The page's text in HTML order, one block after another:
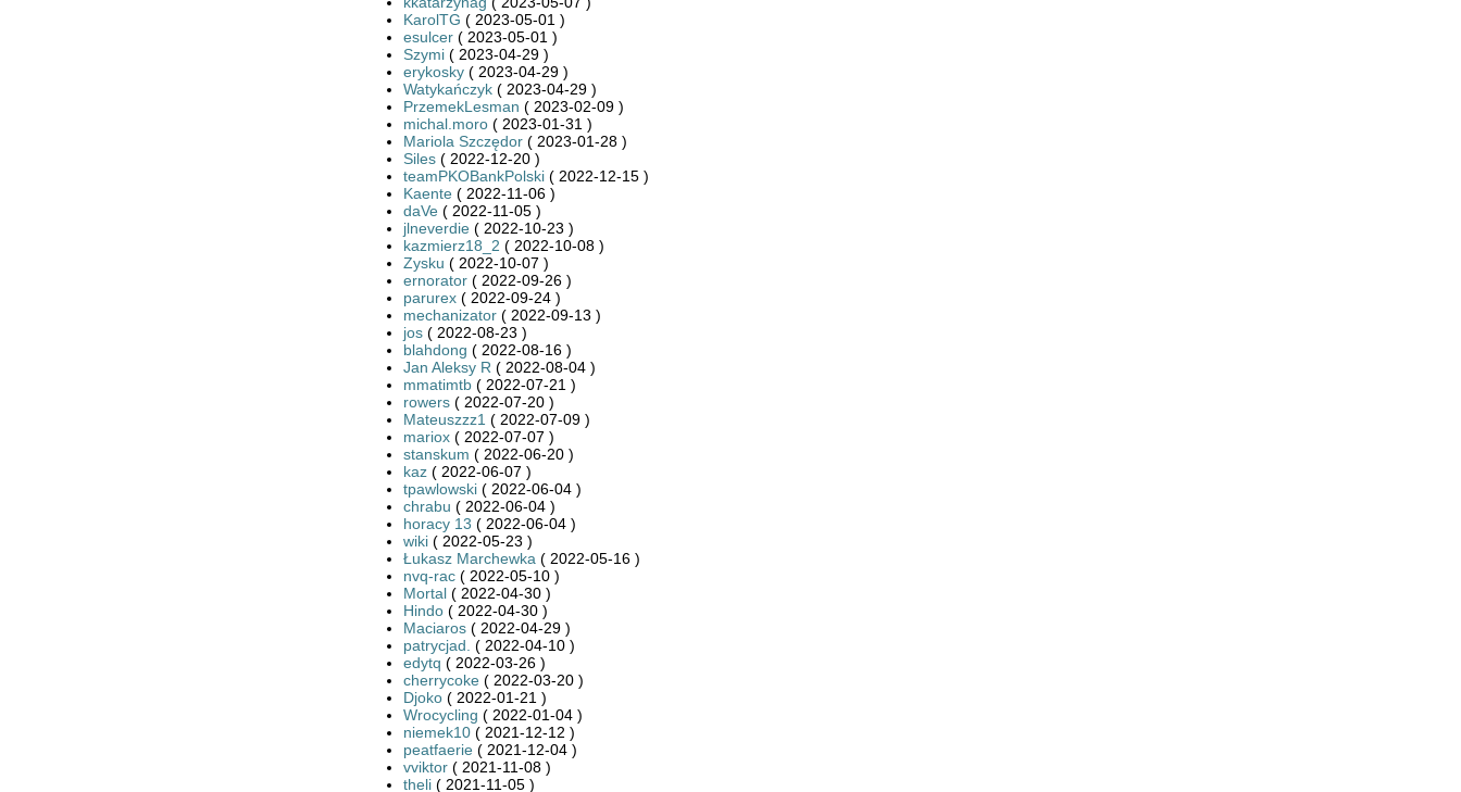
KarolTG ( 2023-05-01 )
esulcer( 2023-05-01 )
Szymi( 2023-04-29 )
erykosky( 2023-04-29 )
Watykańczyk( 2023-04-29 )
PrzemekLesman ( 2023-02-09 )
michal.moro( 2023-01-31 )
Mariola Szczędor( 2023-01-28 )
Siles( 2022-12-20 )
teamPKOBankPolski( 2022-12-15 )
Kaente( 2022-11-06 )
daVe( 2022-11-05 )
jlneverdie( 2022-10-23 )
kazmierz18_2 ( 2022-10-08 )
Zysku ( 2022-10-07 )
ernorator( 2022-09-26 )
parurex( 2022-09-24 )
mechanizator( 2022-09-13 )
jos( 2022-08-23 )
blahdong ( 2022-08-16 )
Jan Aleksy R ( 2022-08-04 )
mmatimtb( 2022-07-21 )
rowers( 2022-07-20 )
Mateuszzz1 ( 2022-07-09 )
mariox( 2022-07-07 )
stanskum ( 2022-06-20 )
kaz( 2022-06-07 )
tpawlowski( 2022-06-04 )
chrabu ( 2022-06-04 )
horacy 13 ( 2022-06-04 )
wiki( 2022-05-23 )
Łukasz Marchewka ( 2022-05-16 )
nvq-rac( 2022-05-10 )
Mortal( 2022-04-30 )
Hindo( 2022-04-30 )
Maciaros( 2022-04-29 )
patrycjad. ( 2022-04-10 )
edytq ( 2022-03-26 )
cherrycoke( 2022-03-20 )
Djoko( 2022-01-21 )
Wrocycling ( 2022-01-04 )
niemek10( 2021-12-12 )
peatfaerie( 2021-12-04 )
vviktor( 2021-11-08 )
theli( 2021-11-05 )